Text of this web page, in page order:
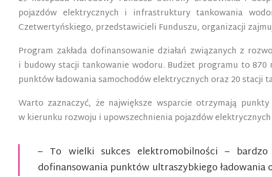
pojazdów elektrycznych i infrastruktury tankowania
Czetwertyńskiego, przedstawicieli Funduszu, organizacji
Program zakłada dofinansowanie działań związanych z
i budowy stacji tankowanie wodoru. Budżet programu to
punktów ładowania samochodów elektrycznych oraz 20 stacji
Warto zaznaczyć, że największe wsparcie otrzymają
w kierunku rozwoju i upowszechnienia pojazdów elektrycznych
– To wielki sukces elektromobilności – bardzo
dofinansowania punktów ultraszybkiego